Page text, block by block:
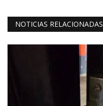
NOTICIAS RELACIONADAS